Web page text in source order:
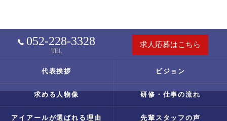
052-228-3328
TEL
求人応募はこちら
代表挨拶 ビジョン
求める人物像 研修・仕事の流れ
アイアールが選ばれる理由 先輩スタッフの声